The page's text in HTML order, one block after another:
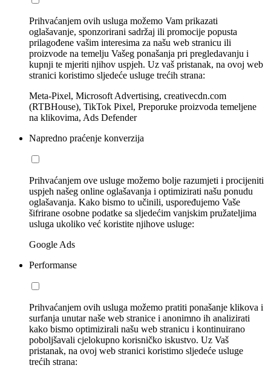
Prihvaćanjem ovih usluga možemo Vam prikazati
oglašavanje, sponzorirani sadržaj ili promocije popusta
prilagođene vašim interesima za našu web stranicu ili
proizvode na temelju Vašeg ponašanja pri pregledavanju i
kupnji te mjeriti njihov uspjeh. Uz vaš pristanak, na ovoj web
stranici koristimo sljedeće usluge trećih strana:
Meta-Pixel, Microsoft Advertising, creativecdn.com
(RTBHouse), TikTok Pixel, Preporuke proizvoda temeljene
na klikovima, Ads Defender
Napredno praćenje konverzija
Prihvaćanjem ove usluge možemo bolje razumjeti i procijeniti
uspjeh našeg online oglašavanja i optimizirati našu ponudu
oglašavanja. Kako bismo to učinili, uspoređujemo Vaše
šifrirane osobne podatke sa sljedećim vanjskim pružateljima
usluga ukoliko već koristite njihove usluge:
Google Ads
Performanse
Prihvaćanjem ovih usluga možemo pratiti ponašanje klikova i
surfanja unutar naše web stranice i anonimno ih analizirati
kako bismo optimizirali našu web stranicu i kontinuirano
poboljšavali cjelokupno korisničko iskustvo. Uz Vaš
pristanak, na ovoj web stranici koristimo sljedeće usluge
trećih strana: